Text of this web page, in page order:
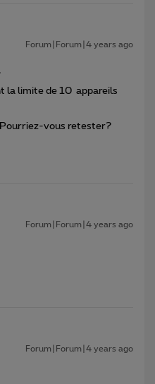
Forum|Forum|4 years ago
la limite de 10 appareils
Pourriez-vous retester?
Forum|Forum|4 years ago
Forum|Forum|4 years ago